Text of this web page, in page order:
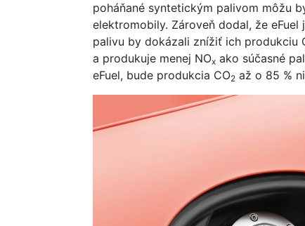
poháňané syntetickým palivom môžu
elektromobily. Zároveň dodal, že
palivu by dokázali znížiť ich produkciu
a produkuje menej NOx ako súčasné
eFuel, bude produkcia CO2 až o 85 %